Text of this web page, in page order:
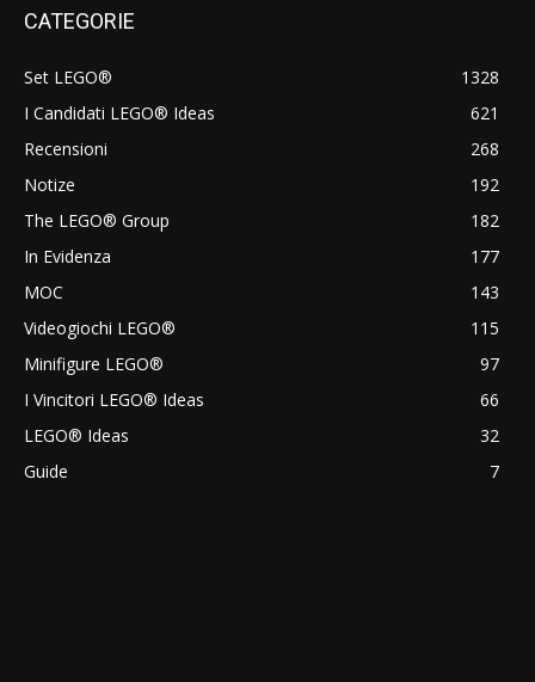
CATEGORIE
Set LEGO®
1328
I Candidati LEGO® Ideas
621
Recensioni
268
Notize
192
The LEGO® Group
182
In Evidenza
177
MOC
143
Videogiochi LEGO®
115
Minifigure LEGO®
97
I Vincitori LEGO® Ideas
66
LEGO® Ideas
32
Guide
7